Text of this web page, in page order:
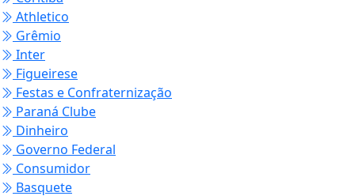
Athletico
Grêmio
Inter
Figueirese
Festas e Confraternização
Paraná Clube
Dinheiro
Governo Federal
Consumidor
Basquete